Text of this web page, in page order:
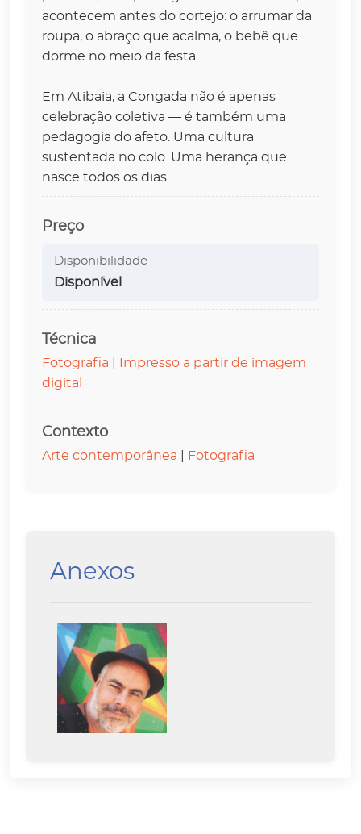
acontecem antes do cortejo: o arrumar da
roupa, o abraço que acalma, o bebê que
dorme no meio da festa.
Em Atibaia, a Congada não é apenas
celebração coletiva — é também uma
pedagogia do afeto. Uma cultura
sustentada no colo. Uma herança que
nasce todos os dias.
Preço
Disponibilidade
Disponível
Técnica
Fotografia
Impresso a partir de imagem
digital
Contexto
Arte contemporânea Fotografia
Anexos